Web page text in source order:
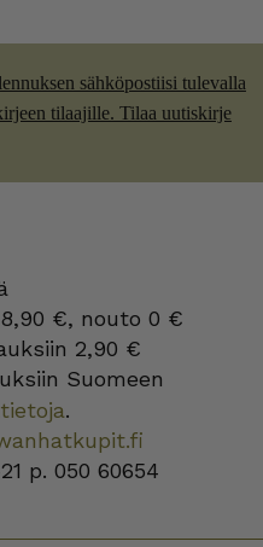
sähköpostiisi tulevalla
tilaajille. Tilaa uutiskirje
€, nouto 0 €
2,90 €
Suomeen
.
p. 050 60654